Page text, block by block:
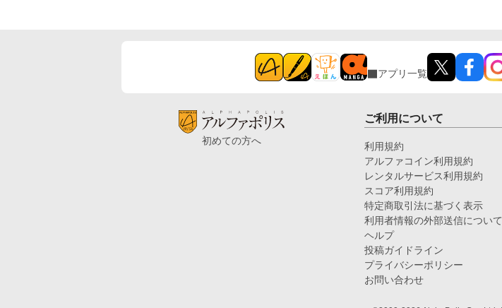
アプリ一覧
初めての方へ
ご利用について
利用規約
アルファコイン利用規約
レンタルサービス利用規約
スコア利用規約
特定商取引法に基づく表示
利用者情報の外部送信について
ヘルプ
投稿ガイドライン
プライバシーポリシー
お問い合わせ